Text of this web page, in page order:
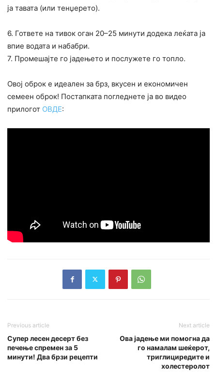
ја тавата (или тенџерето).
6. Гответе на тивок оган 20–25 минути додека леќата ја
впие водата и набабри.
7. Промешајте го јадењето и послужете го топло.
Овој оброк е идеален за брз, вкусен и економичен
семеен оброк! Постапката погледнете ја во видео
прилогот ОВДЕ:
Previous article
Супер лесен десерт без
печење спремен за 5
минути! Два брзи рецепти
Next article
Ова јадење ми помогна да
го намалам шеќерот,
триглициредите и
холестеролот